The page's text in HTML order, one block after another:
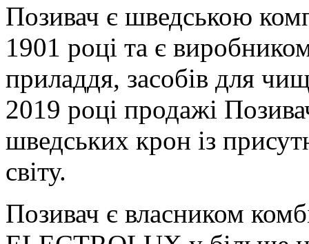
Позивач є шведською
1901 році та є
приладдя, засобів для
2019 році продажі
шведських крон із
світу.
Позивач є власником